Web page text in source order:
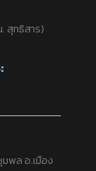
สุทธิสาร)
พล อ.เมือง